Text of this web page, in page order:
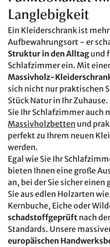
Langlebigkeit
Ein Kleiderschrank ist
Aufbewahrungsort - er
Struktur in den Alltag und
Schlafzimmer ein. Mit
Massivholz-
sich nicht nur praktischen
Stück Natur in Ihr
Sie Ihr Schlafzimmer auch
Massivholzbetten und
perfekt zu Ihrem neuen
werden.
Egal wie Sie Ihr
bieten Ihnen eine große
an, bei der Sie sicher
Sie aus edlen Holzarten
Kernbuche, Eiche oder
schadstoffgeprüft nach
Standards. Unsere
europäischen